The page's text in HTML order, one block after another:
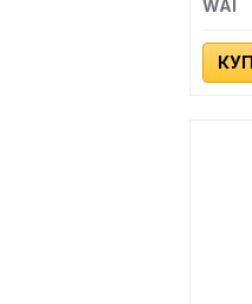
WAI